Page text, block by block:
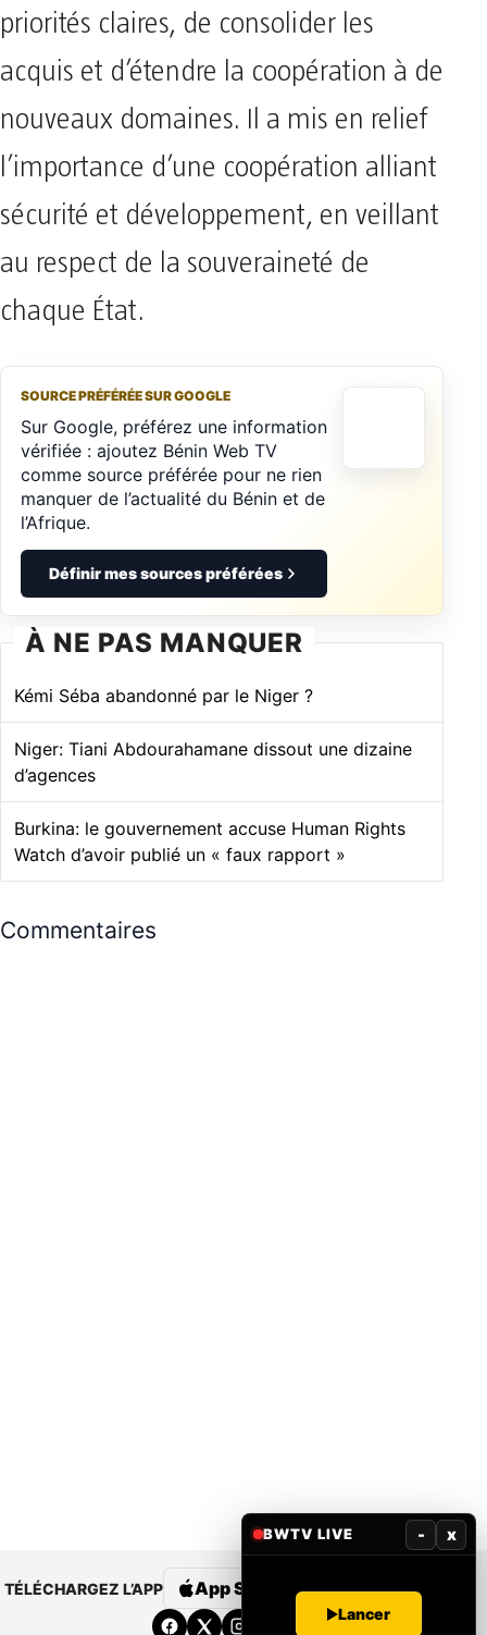
priorités claires, de consolider les
acquis et d’étendre la coopération à de
nouveaux domaines. Il a mis en relief
l’importance d’une coopération alliant
sécurité et développement, en veillant
au respect de la souveraineté de
chaque État.
SOURCE PRÉFÉRÉE SUR GOOGLE
Sur Google, préférez une information
vérifiée : ajoutez Bénin Web TV
comme source préférée pour ne rien
manquer de l’actualité du Bénin et de
l’Afrique.
Définir mes sources préférées
À NE PAS MANQUER
Kémi Séba abandonné par le Niger ?
Niger: Tiani Abdourahamane dissout une dizaine
d’agences
Burkina: le gouvernement accuse Human Rights
Watch d’avoir publié un « faux rapport »
Commentaires
TÉLÉCHARGEZ L’APP App Store Google Play
BWTV LIVE - x
Lancer